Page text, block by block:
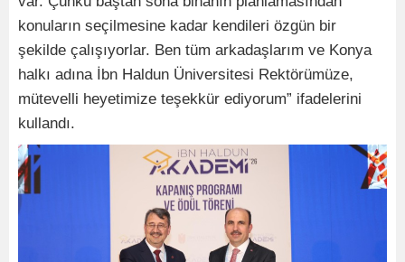
konuların seçilmesine kadar kendileri özgün bir
şekilde çalışıyorlar. Ben tüm arkadaşlarım ve Konya
halkı adına İbn Haldun Üniversitesi Rektörümüze,
mütevelli heyetimize teşekkür ediyorum” ifadelerini
kullandı.